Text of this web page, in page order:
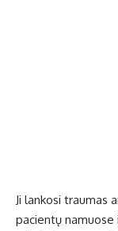
Ji lankosi traumas
pacientų